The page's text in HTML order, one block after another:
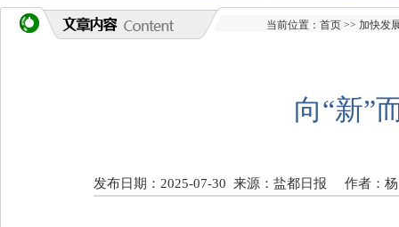
当前位置： 首页 >> 加快发
向“新”
发布日期：2025-07-30 来源：盐都日报 作者：